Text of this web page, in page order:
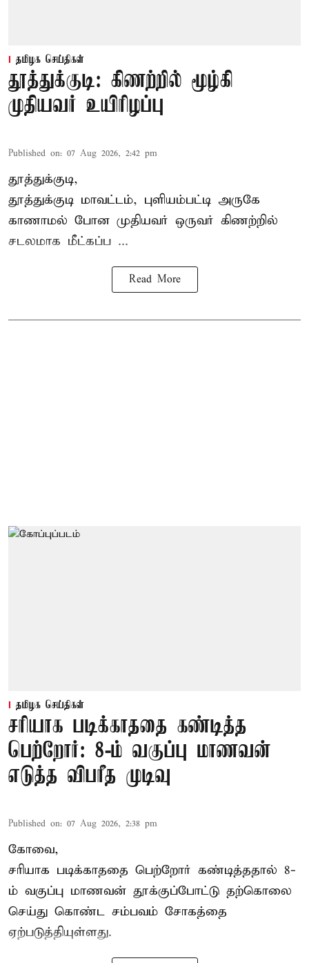
தமிழக செய்திகள்
தூத்துக்குடி: கிணற்றில் மூழ்கி
முதியவர் உயிரிழப்பு
Published on: 07 Aug 2026, 2:42 pm
தூத்துக்குடி,
தூத்துக்குடி மாவட்டம், புளியம்பட்டி அருகே
காணாமல் போன முதியவர் ஒருவர் கிணற்றில்
சடலமாக மீட்கப்ப ...
Read More
தமிழக செய்திகள்
சரியாக படிக்காததை கண்டித்த
பெற்றோர்: 8-ம் வகுப்பு மாணவன்
எடுத்த விபரீத முடிவு
Published on: 07 Aug 2026, 2:38 pm
கோவை,
சரியாக படிக்காததை பெற்றோர் கண்டித்ததால் 8-
ம் வகுப்பு மாணவன் தூக்குப்போட்டு தற்கொலை
செய்து கொண்ட சம்பவம் சோகத்தை
ஏற்படுத்தியுள்ளது.